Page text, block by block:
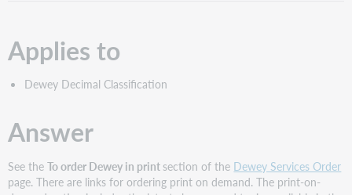
Applies to
Dewey Decimal Classification
Answer
See theTo order Dewey in print section of the Dewey Services Order
page. There are links for ordering print on demand. The print-on-